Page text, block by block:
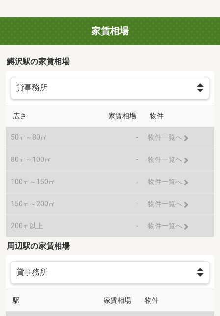
家賃相場
鱒沢駅の家賃相場
広さ 家賃相場 物件
50㎡～80㎡ - 物件一覧へ
80㎡～100㎡ - 物件一覧へ
100㎡～150㎡ - 物件一覧へ
150㎡～200㎡ - 物件一覧へ
200㎡以上 - 物件一覧へ
周辺駅の家賃相場
駅 家賃相場 物件